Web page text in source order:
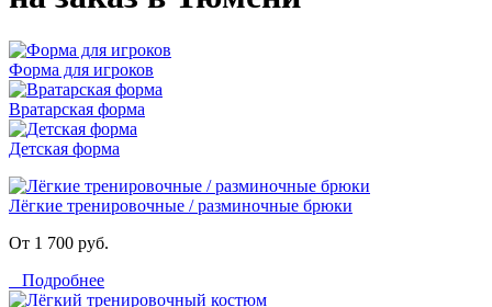
Форма для игроков
Вратарская форма
Детская форма
Лёгкие тренировочные / разминочные брюки
От 1 700 руб.
Подробнее